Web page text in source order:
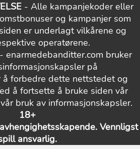
- Alle kampanjekoder eller
og kampanjer som
er underlagt vilkårene og
operatørene.
enarmedebanditter.com bruker
på
å forbedre dette nettstedet og
å fortsette å bruke siden vår
bruk av informasjonskapsler.
18+
Vennligst
ansvarlig.